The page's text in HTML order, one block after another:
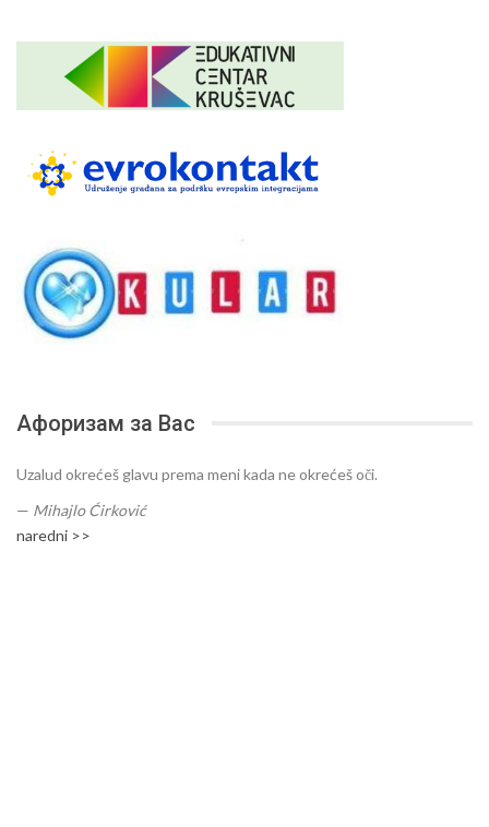
Афоризам за Вас
Uzalud okrećeš glavu prema meni kada ne okrećeš oči.
— Mihajlo Ćirković
naredni >>